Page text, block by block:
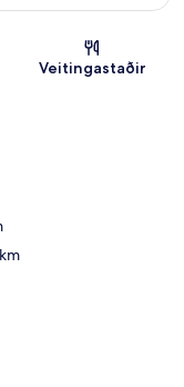
Veitingastaðir